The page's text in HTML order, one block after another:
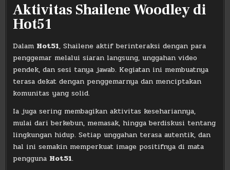
Aktivitas Shailene Woodley di
Hot51
Dalam Hot51, Shailene aktif berinteraksi dengan para
penggemar melalui siaran langsung, unggahan video
pendek, dan sesi tanya jawab. Kegiatan ini membuatnya
terasa dekat dengan penggemarnya dan menciptakan
komunitas yang solid.
Ia juga sering membagikan aktivitas kesehariannya,
mulai dari berkebun, memasak, hingga berdiskusi tentang
lingkungan hidup. Setiap unggahan terasa autentik, dan
hal ini semakin memperkuat image positifnya di mata
pengguna Hot51.